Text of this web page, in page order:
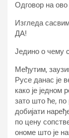
Одговор на
Изгледа
ДА!
Једино о чему
Међутим,
Русе данас је
како је једном
зато што ће, по
добијати
по цену
ономе што је